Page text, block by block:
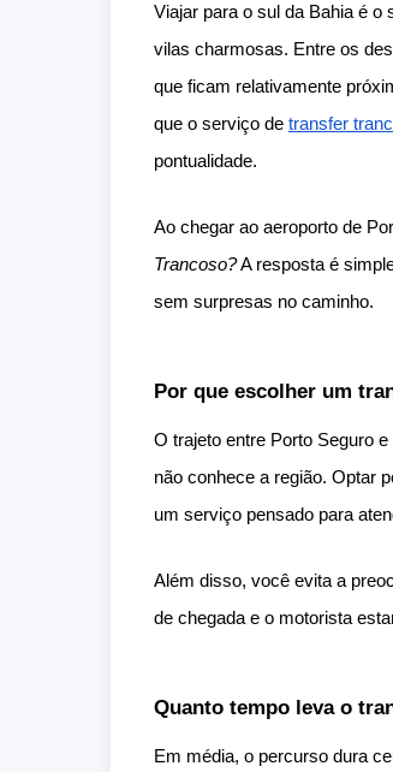
Viajar para o sul da Bahia é
vilas charmosas. Entre os
que ficam relativamente
que o serviço de transfer
pontualidade.
Ao chegar ao aeroporto de
Trancoso?A resposta é
sem surpresas no caminho.
Por que escolher um
O trajeto entre Porto Seguro
não conhece a região. Optar
um serviço pensado para
Além disso, você evita a
de chegada e o motorista
Quanto tempo leva o
Em média, o percurso dura